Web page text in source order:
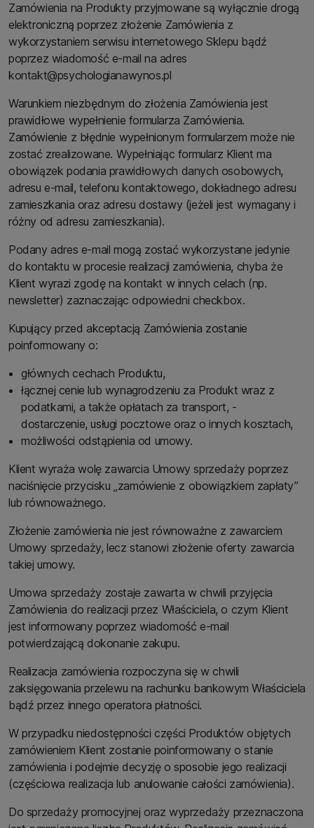
Zamówienia na Produkty przyjmowane są wyłącznie drogą
elektroniczną poprzez złożenie Zamówienia z
wykorzystaniem serwisu internetowego Sklepu bądź
poprzez wiadomość e-mail na adres
kontakt@psychologianawynos.pl
Warunkiem niezbędnym do złożenia Zamówienia jest
prawidłowe wypełnienie formularza Zamówienia.
Zamówienie z błędnie wypełnionym formularzem może nie
zostać zrealizowane. Wypełniając formularz Klient ma
obowiązek podania prawidłowych danych osobowych,
adresu e-mail, telefonu kontaktowego, dokładnego adresu
zamieszkania oraz adresu dostawy (jeżeli jest wymagany i
różny od adresu zamieszkania).
Podany adres e-mail mogą zostać wykorzystane jedynie
do kontaktu w procesie realizacji zamówienia, chyba że
Klient wyrazi zgodę na kontakt w innych celach (np.
newsletter) zaznaczając odpowiedni checkbox.
Kupujący przed akceptacją Zamówienia zostanie
poinformowany o:
głównych cechach Produktu,
łącznej cenie lub wynagrodzeniu za Produkt wraz z
podatkami, a także opłatach za transport, -
dostarczenie, usługi pocztowe oraz o innych kosztach,
możliwości odstąpienia od umowy.
Klient wyraża wolę zawarcia Umowy sprzedaży poprzez
naciśnięcie przycisku „zamówienie z obowiązkiem zapłaty”
lub równoważnego.
Złożenie zamówienia nie jest równoważne z zawarciem
Umowy sprzedaży, lecz stanowi złożenie oferty zawarcia
takiej umowy.
Umowa sprzedaży zostaje zawarta w chwili przyjęcia
Zamówienia do realizacji przez Właściciela, o czym Klient
jest informowany poprzez wiadomość e-mail
potwierdzającą dokonanie zakupu.
Realizacja zamówienia rozpoczyna się w chwili
zaksięgowania przelewu na rachunku bankowym Właściciela
bądź przez innego operatora płatności.
W przypadku niedostępności części Produktów objętych
zamówieniem Klient zostanie poinformowany o stanie
zamówienia i podejmie decyzję o sposobie jego realizacji
(częściowa realizacja lub anulowanie całości zamówienia).
Do sprzedaży promocyjnej oraz wyprzedaży przeznaczona